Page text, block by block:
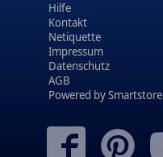
Hilfe
Kontakt
Netiquette
Impressum
Datenschutz
AGB
Powered bySmartstore